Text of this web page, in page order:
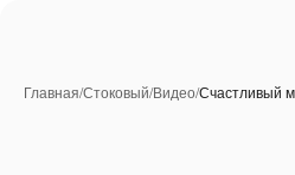
Главная/Стоковый/Видео/Счастливый